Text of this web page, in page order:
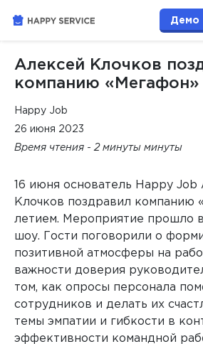
Демо
Алексей Клочков
компанию «Мегафон»
Happy Job
26 июня 2023
Время чтения - 2 минуты минуты
16 июня основатель Happy Job
Клочков поздравил компанию
летием. Мероприятие прошло
шоу. Гости поговорили о
позитивной атмосферы на
важности доверия
том, как опросы персонала
сотрудников и делать их
темы эмпатии и гибкости в
эффективности командной